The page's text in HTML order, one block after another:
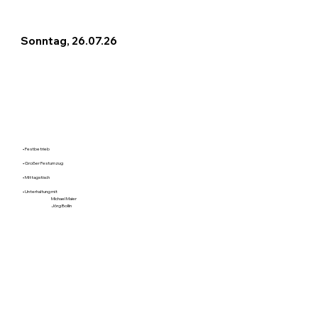
Sonntag, 26.07.26
• Festbetrieb
• Großer Festumzug
• Mittagstisch
• Unterhaltung mit
Michael Maier
Jörg Bollin